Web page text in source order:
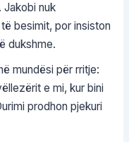
nuk
besimit, por insiston
dukshme.
mundësi për rritje:
e mi, kur bini
prodhon pjekuri